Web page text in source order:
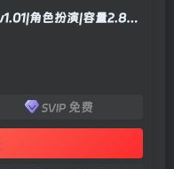
女尊异界冒险谭/Niramare Quest v1.01|角色扮演|容量2.8GB|官方中文版
SVIP 免费